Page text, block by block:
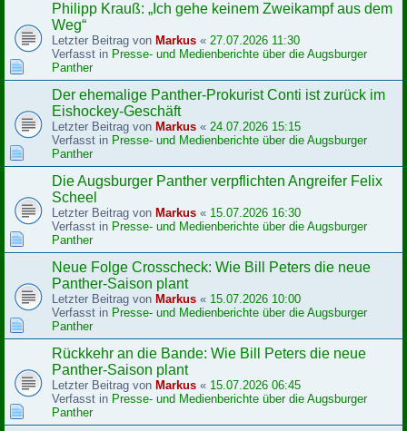
Philipp Krauß: „Ich gehe keinem Zweikampf aus dem
Weg“
Letzter Beitrag von Markus « 27.07.2026 11:30
Verfasst in Presse- und Medienberichte über die Augsburger
Panther
Der ehemalige Panther-Prokurist Conti ist zurück im
Eishockey-Geschäft
Letzter Beitrag von Markus « 24.07.2026 15:15
Verfasst in Presse- und Medienberichte über die Augsburger
Panther
Die Augsburger Panther verpflichten Angreifer Felix
Scheel
Letzter Beitrag von Markus « 15.07.2026 16:30
Verfasst in Presse- und Medienberichte über die Augsburger
Panther
Neue Folge Crosscheck: Wie Bill Peters die neue
Panther-Saison plant
Letzter Beitrag von Markus « 15.07.2026 10:00
Verfasst in Presse- und Medienberichte über die Augsburger
Panther
Rückkehr an die Bande: Wie Bill Peters die neue
Panther-Saison plant
Letzter Beitrag von Markus « 15.07.2026 06:45
Verfasst in Presse- und Medienberichte über die Augsburger
Panther